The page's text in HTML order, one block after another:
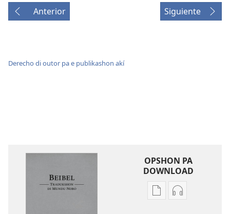
Anterior Siguiente
Derecho di outor pa e publikashon akí
OPSHON PA
DOWNLOAD
OpshonOpshon